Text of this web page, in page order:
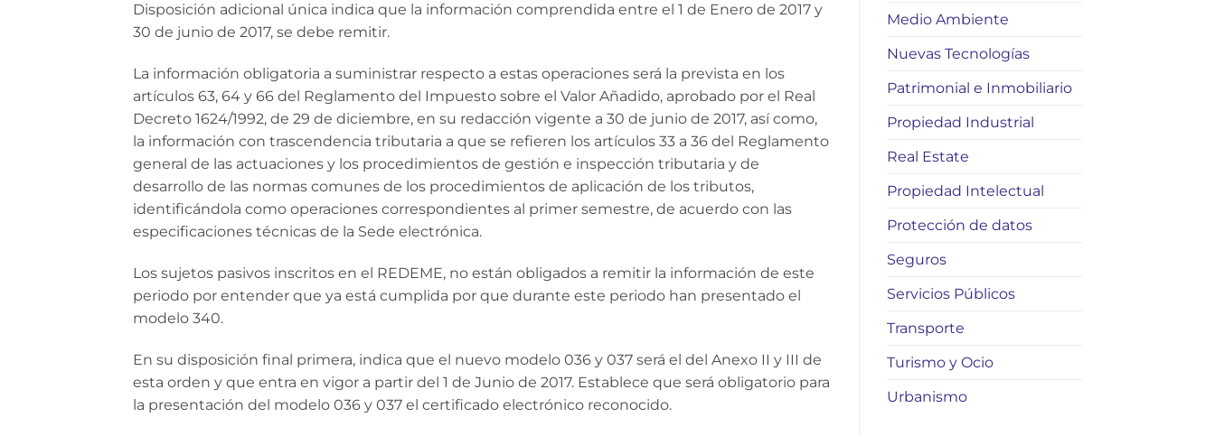
Disposición adicional única indica que la información comprendida entre el 1 de Enero de 2017 y
30 de junio de 2017, se debe remitir.
La información obligatoria a suministrar respecto a estas operaciones será la prevista en los
artículos 63, 64 y 66 del Reglamento del Impuesto sobre el Valor Añadido, aprobado por el Real
Decreto 1624/1992, de 29 de diciembre, en su redacción vigente a 30 de junio de 2017, así como,
la información con trascendencia tributaria a que se refieren los artículos 33 a 36 del Reglamento
general de las actuaciones y los procedimientos de gestión e inspección tributaria y de
desarrollo de las normas comunes de los procedimientos de aplicación de los tributos,
identificándola como operaciones correspondientes al primer semestre, de acuerdo con las
especificaciones técnicas de la Sede electrónica.
Los sujetos pasivos inscritos en el REDEME, no están obligados a remitir la información de este
periodo por entender que ya está cumplida por que durante este periodo han presentado el
modelo 340.
En su disposición final primera, indica que el nuevo modelo 036 y 037 será el del Anexo II y III de
esta orden y que entra en vigor a partir del 1 de Junio de 2017. Establece que será obligatorio para
la presentación del modelo 036 y 037 el certificado electrónico reconocido.
Medio Ambiente
Nuevas Tecnologías
Patrimonial e Inmobiliario
Propiedad Industrial
Real Estate
Propiedad Intelectual
Protección de datos
Seguros
Servicios Públicos
Transporte
Turismo y Ocio
Urbanismo